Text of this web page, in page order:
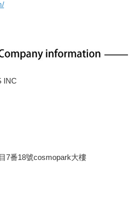
INC
7番18號cosmopark大樓